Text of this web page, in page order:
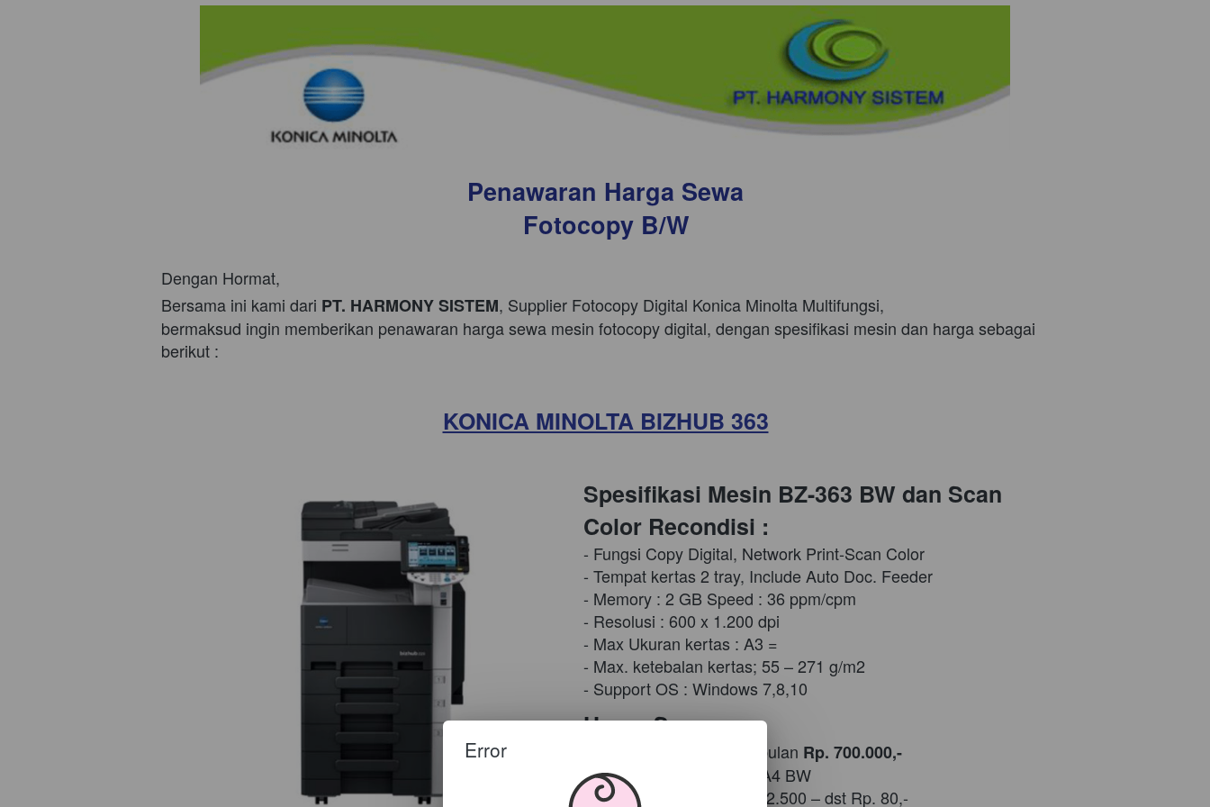
Penawaran Harga Sewa
Fotocopy B/W
Dengan Hormat,
Bersama ini kami dari PT. HARMONY SISTEM, Supplier Fotocopy Digital Konica Minolta Multifungsi,
bermaksud ingin memberikan penawaran harga sewa mesin fotocopy digital, dengan spesifikasi mesin dan harga sebagai
berikut :
KONICA MINOLTA BIZHUB 363
Spesifikasi Mesin BZ-363 BW dan Scan
Color Recondisi :
- Fungsi Copy Digital, Network Print-Scan Color
- Tempat kertas 2 tray, Include Auto Doc. Feeder
- Memory : 2 GB Speed : 36 ppm/cpm
- Resolusi : 600 x 1.200 dpi
- Max Ukuran kertas : A3 =
- Max. ketebalan kertas; 55 – 271 g/m2
- Support OS : Windows 7,8,10
Harga Sewa :
 Biaya Sewa Mesin perbulan Rp. 700.000,-
 Free Copy 2.500 copy A4 BW
Harga perlembar setelah 2.500 – dst Rp. 80,-
Error